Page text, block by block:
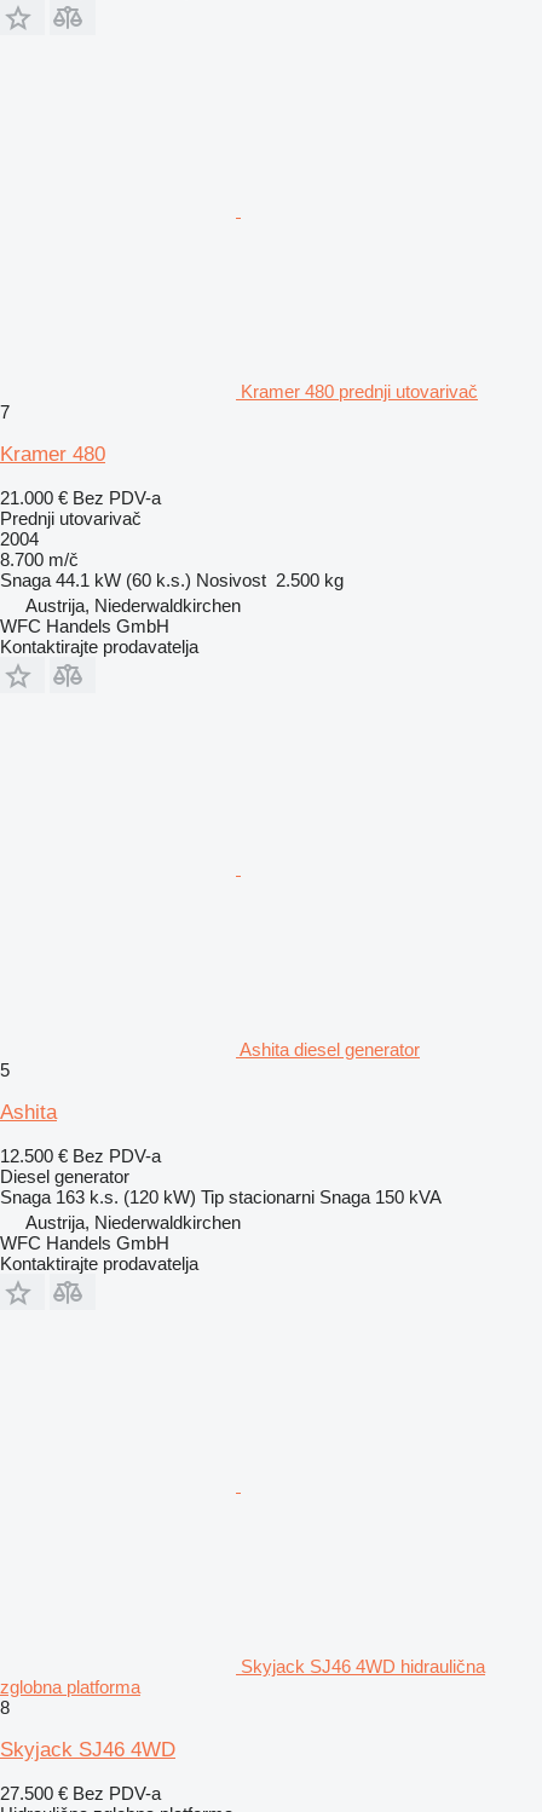
Kramer 480 prednji utovarivač
7
Kramer 480
21.000 € Bez PDV-a
Prednji utovarivač
2004
8.700 m/č
Snaga 44.1 kW (60 k.s.) Nosivost 2.500 kg
Austrija, Niederwaldkirchen
WFC Handels GmbH
Kontaktirajte prodavatelja
Ashita diesel generator
5
Ashita
12.500 € Bez PDV-a
Diesel generator
Snaga 163 k.s. (120 kW) Tip stacionarni Snaga 150 kVA
Austrija, Niederwaldkirchen
WFC Handels GmbH
Kontaktirajte prodavatelja
Skyjack SJ46 4WD hidraulična
zglobna platforma
8
Skyjack SJ46 4WD
27.500 € Bez PDV-a